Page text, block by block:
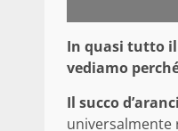
In quasi tutto il
vediamo
Il succo
universalmente